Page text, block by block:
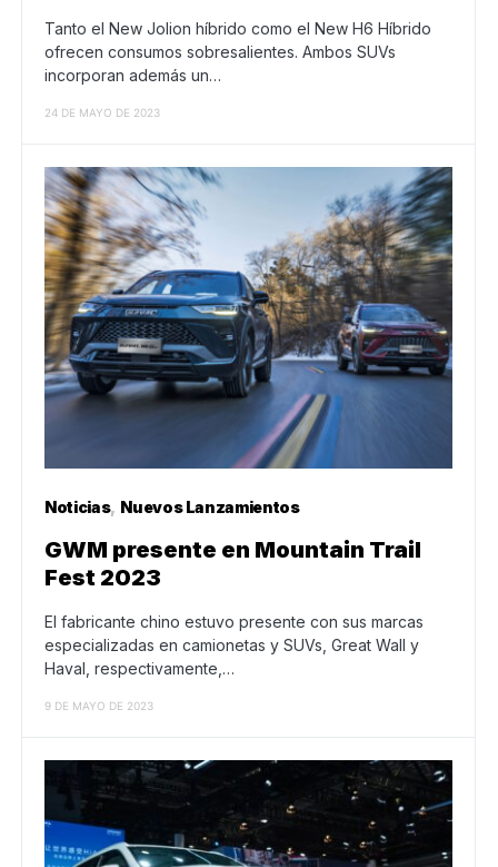
Tanto el New Jolion híbrido como el New H6 Híbrido
ofrecen consumos sobresalientes. Ambos SUVs
incorporan además un…
24 DE MAYO DE 2023
Noticias Nuevos Lanzamientos
GWM presente en Mountain Trail
Fest 2023
El fabricante chino estuvo presente con sus marcas
especializadas en camionetas y SUVs, Great Wall y
Haval, respectivamente,…
9 DE MAYO DE 2023